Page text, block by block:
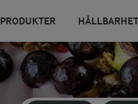
PRODUKTER HÅLLBARHET